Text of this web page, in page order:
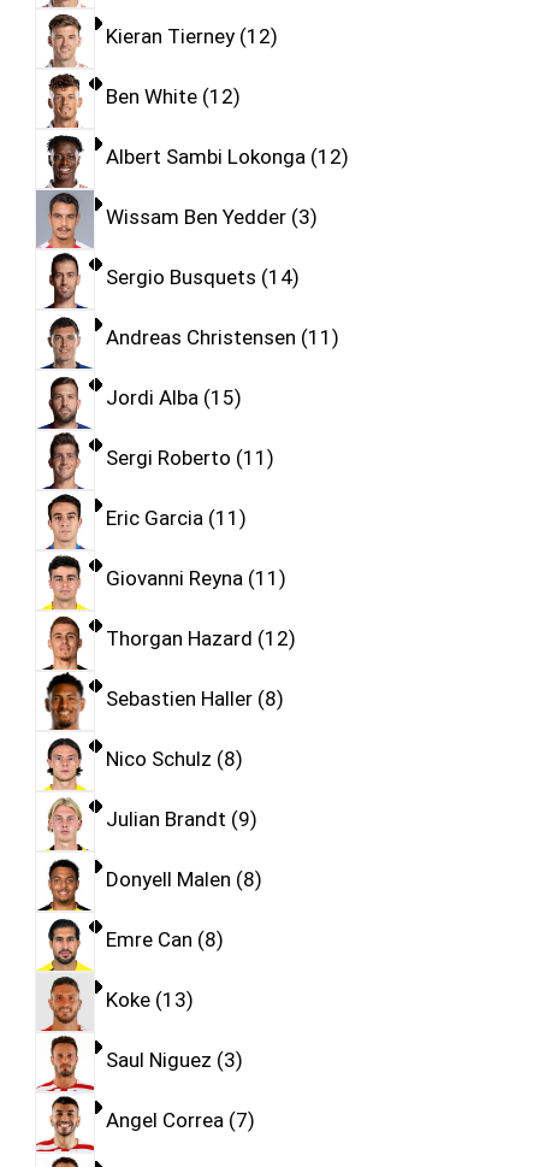
Kieran Tierney 12
Ben White 12
Albert Sambi Lokonga 12
Wissam Ben Yedder 3
Sergio Busquets 14
Andreas Christensen 11
Jordi Alba 15
Sergi Roberto 11
Eric Garcia 11
Giovanni Reyna 11
Thorgan Hazard 12
Sebastien Haller 8
Nico Schulz 8
Julian Brandt 9
Donyell Malen 8
Emre Can 8
Koke 13
Saul Niguez 3
Angel Correa 7